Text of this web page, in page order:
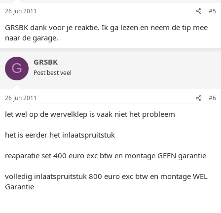
26 jun 2011 #5
GRSBK dank voor je reaktie. Ik ga lezen en neem de tip mee
naar de garage.
G GRSBK
Post best veel
26 jun 2011 #6
let wel op de wervelklep is vaak niet het probleem
het is eerder het inlaatspruitstuk
reaparatie set 400 euro exc btw en montage GEEN garantie
volledig inlaatspruitstuk 800 euro exc btw en montage WEL
Garantie